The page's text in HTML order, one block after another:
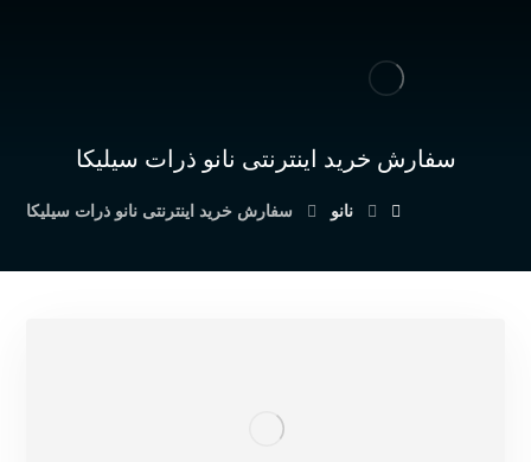
سفارش خرید اینترنتی نانو ذرات سیلیکا
نانو سفارش خرید اینترنتی نانو ذرات سیلیکا